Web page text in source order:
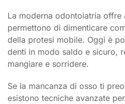
La moderna odontoiatria offre
permettono di dimenticare
della protesi mobile. Oggi è
denti in modo saldo e sicuro,
mangiare e sorridere.
Se la mancanza di osso ti
esistono tecniche avanzate